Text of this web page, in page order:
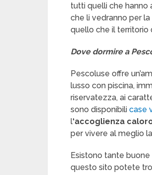
tutti quelli che hanno
che li vedranno per
quello che il territorio
Dove dormire a
Pescoluse offre
lusso con piscina,
riservatezza, ai
sono disponibili case
l‘accoglienza
per vivere al meglio
Esistono tante
questo sito potete